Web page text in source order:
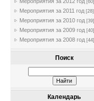
[60]
Мероприятия за 2011 год [28]
Мероприятия за 2010 год [39]
Мероприятия за 2009 год [40]
Мероприятия за 2008 год [44]
Поиск
Календарь